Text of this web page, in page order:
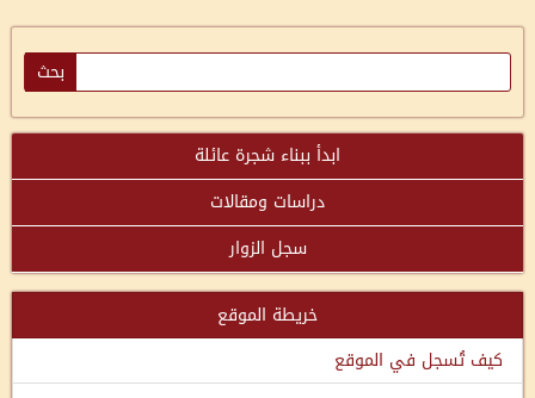
ابدأ ببناء شجرة عائلة
دراسات ومقالات
سجل الزوار
خريطة الموقع
كيف تُسجل في الموقع